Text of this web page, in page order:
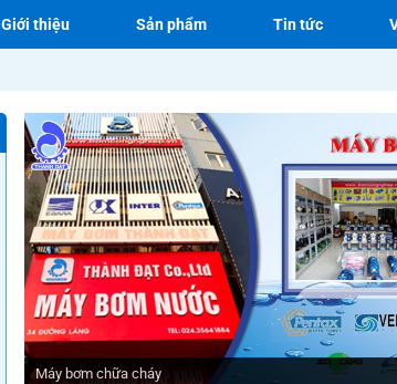
Giới thiệu Sản phẩm Tin tức
Máy bơm chữa cháy